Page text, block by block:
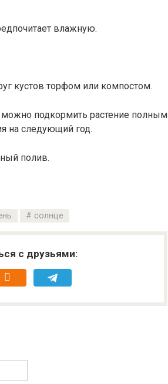
влажную.
кустов торфом или компостом.
подкормить растение полным
на следующий год.
полив.
солнце
с друзьями: